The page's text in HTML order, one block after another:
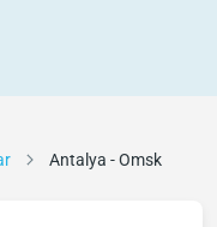
Antalya - Omsk